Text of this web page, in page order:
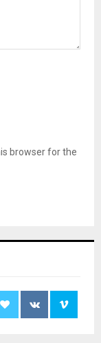
browser for the